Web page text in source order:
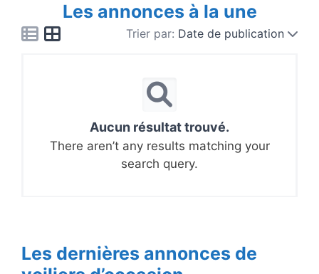
Les annonces à la une
Trier par: Date de publication
Aucun résultat trouvé.
There aren’t any results matching your
search query.
Les dernières annonces de